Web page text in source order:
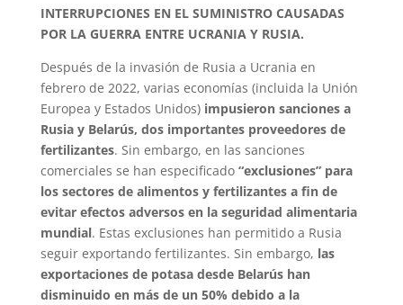
INTERRUPCIONES EN EL SUMINISTRO CAUSADAS
POR LA GUERRA ENTRE UCRANIA Y RUSIA.
Después de la invasión de Rusia a Ucrania en
febrero de 2022, varias economías (incluida la Unión
Europea y Estados Unidos) impusieron sanciones a
Rusia y Belarús, dos importantes proveedores de
fertilizantes. Sin embargo, en las sanciones
comerciales se han especificado “exclusiones” para
los sectores de alimentos y fertilizantes a fin de
evitar efectos adversos en la seguridad alimentaria
mundial. Estas exclusiones han permitido a Rusia
seguir exportando fertilizantes. Sin embargo, las
exportaciones de potasa desde Belarús han
disminuido en más de un 50% debido a la